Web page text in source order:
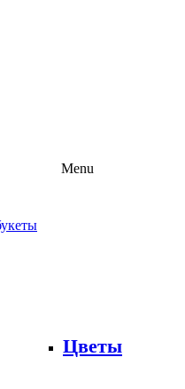
Menu
Цветы